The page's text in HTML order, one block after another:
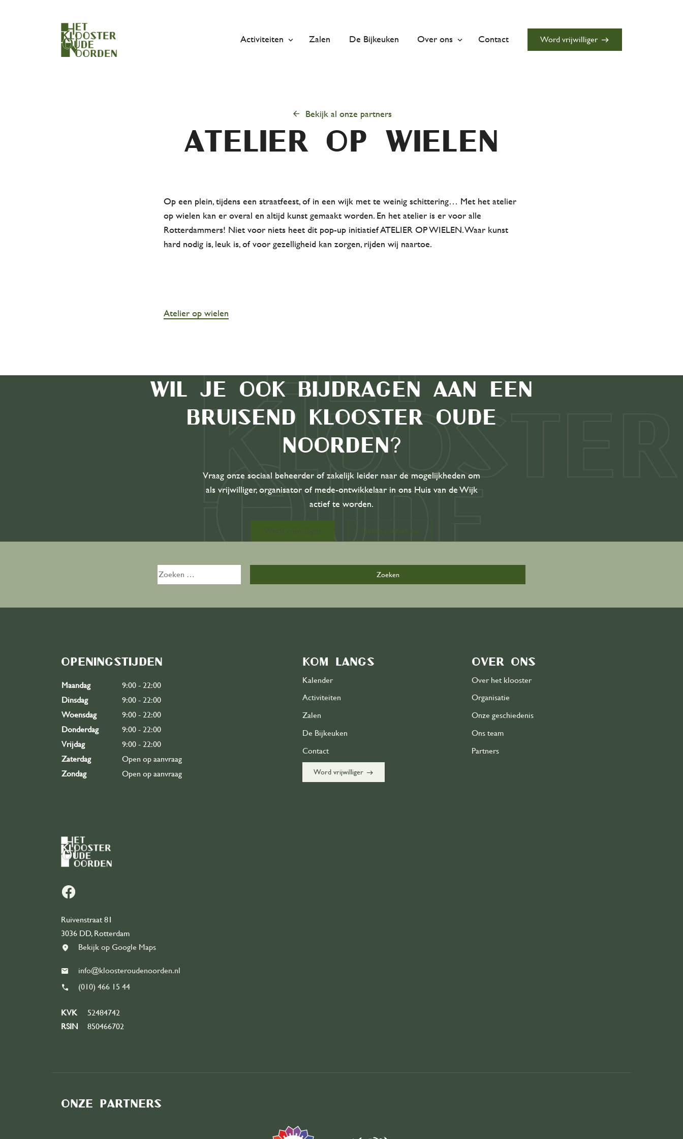
Activiteiten Zalen De Bijkeuken Over ons Contact Word vrijwilliger east
arrow_back Bekijk al onze partners
Atelier op wielen
Op een plein, tijdens een straatfeest, of in een wijk met te weinig schittering… Met het atelier
op wielen kan er overal en altijd kunst gemaakt worden. En het atelier is er voor alle
Rotterdammers! Niet voor niets heet dit pop-up initiatief ATELIER OP WIELEN. Waar kunst
hard nodig is, leuk is, of voor gezelligheid kan zorgen, rijden wij naartoe.
Atelier op wielen
Wil je ook bijdragen aan een
bruisend Klooster Oude
Noorden?
Vraag onze sociaal beheerder of zakelijk leider naar de mogelijkheden om
als vrijwilliger, organisator of mede-ontwikkelaar in ons Huis van de Wijk
actief te worden.
Word vrijwilliger Neem contact op
Activiteiten
Kalender
Zalen
Ons team
Partners
Zoeken
naar:
Ruivenstraat 81
3036 DD, Rotterdam
Bekijk op Google Maps
info@kloosteroudenoorden.nl
(010) 466 15 44
KVK
52484742
RSIN
850466702
Openingstijden
Maandag
9:00 - 22:00
Dinsdag
9:00 - 22:00
Woensdag
9:00 - 22:00
Donderdag
9:00 - 22:00
Vrijdag
9:00 - 22:00
Zaterdag
Open op aanvraag
Zondag
Open op aanvraag
Kom langs
Kalender
Activiteiten
Zalen
De Bijkeuken
Contact
Word vrijwilliger east
Over ons
Over het klooster
Organisatie
Onze geschiedenis
Ons team
Partners
Onze partners